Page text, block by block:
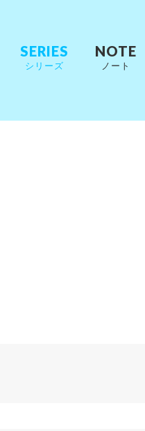
SERIES
シリーズ
NOTE
ノート